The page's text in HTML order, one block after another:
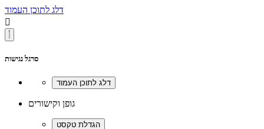
דלג לתוכן העמוד

סרגל נגישות
גופן וקישורים